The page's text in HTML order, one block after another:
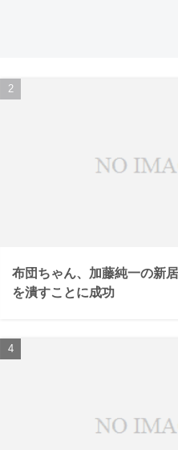
布団ちゃん、加藤純一の新
を潰すことに成功